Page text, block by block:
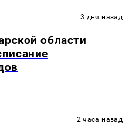
3 дня назад
области
2 часа назад